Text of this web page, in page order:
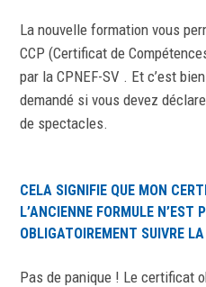
La nouvelle formation vous
CCP (Certificat de
par la CPNEF-SV . Et c’est
demandé si vous devez
de spectacles.
CELA SIGNIFIE QUE MON
L’ANCIENNE FORMULE N’EST
OBLIGATOIREMENT SUIVRE
Pas de panique ! Le certificat